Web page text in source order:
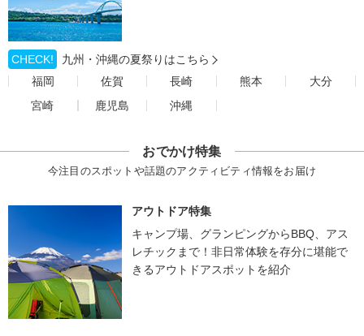
CHECK!
九州・沖縄の夏祭りはこちら
福岡
佐賀 長崎 熊本
大分
宮崎
鹿児島 沖縄
おでかけ特集
今注目のスポットや話題のアクティビティ情報をお届け
アウトドア特集
キャンプ場、グランピングからBBQ、アス
レチックまで！非日常体験を存分に堪能で
きるアウトドアスポットを紹介